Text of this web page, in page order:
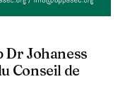
Dr Johaness
Conseil de